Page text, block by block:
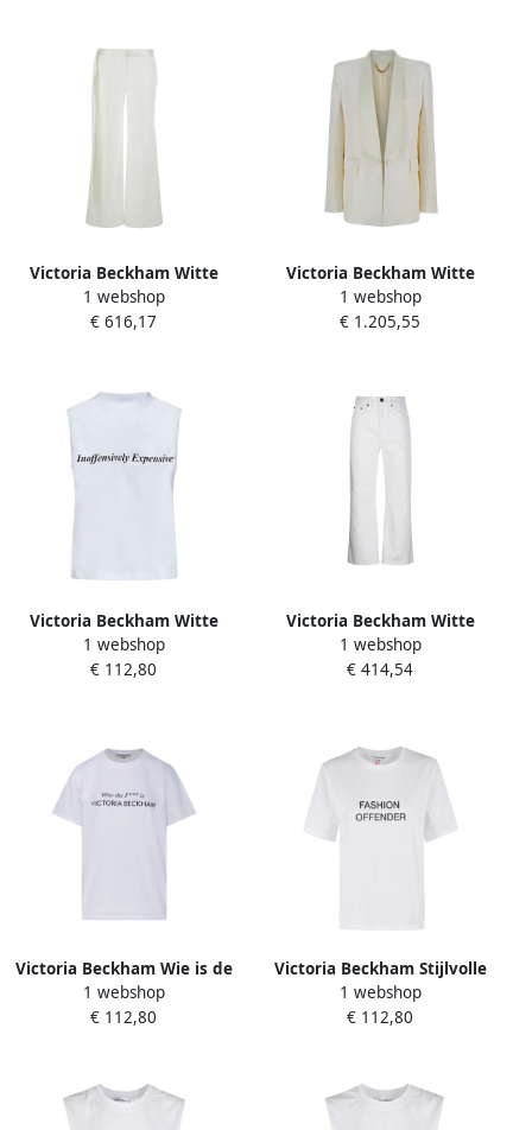
Victoria Beckham Witte
wollen broek met riem
White Dames
1 webshop
€ 616,17
Victoria Beckham Witte
Shawl Kraag Jas Vrouw Stof
White Dames
1 webshop
€ 1.205,55
Victoria Beckham Witte
Mouwloze Top met Print
White Dames
1 webshop
€ 112,80
Victoria Beckham Witte
Wide Leg Cropped Jeans
White Dames
1 webshop
€ 414,54
Victoria Beckham Wie is de
Slogan T-Shirt White Dames
1 webshop
€ 112,80
Victoria Beckham Stijlvolle
Slogan Tee White Dames
1 webshop
€ 112,80